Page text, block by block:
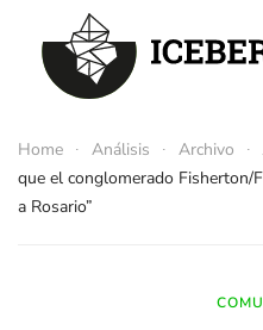
Skip to main content
Home Análisis Archivo
que el conglomerado Fisherton/
a Rosario”